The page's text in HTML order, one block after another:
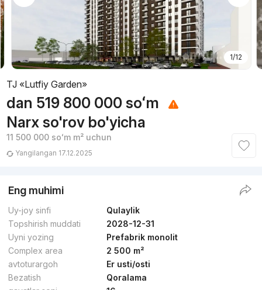
1/12
TJ «Lutfiy Garden»
dan 519 800 000 soʻm
Narx so'rov bo'yicha
11 500 000 soʻmm² uchun
Yangilangan 17.12.2025
Eng muhimi
Uy-joy sinfi
Qulaylik
Topshirish muddati
2028-12-31
Uyni yozing
Prefabrik monolit
Complex area
2 500 m²
avtoturargoh
Er usti/osti
Bezatish
Qoralama